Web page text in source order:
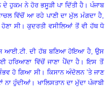
ਦੇ ਹੁਕਮ ਨੇ ਹੋਰ ਭਸੂੜੀ ਪਾ ਦਿੱਤੀ ਹੈ । ਪੰਜਾਬ
ਵਿੱਚੋਂ ਆ ਰਹੇ ਪਾਣੀ ਦਾ ਮੁੱਲ ਮੰਗਦਾ ਹੈ
ਹੋਣਾ ਸੀ।ਕੁਦਰਤੀ ਵਸੀਲਿਆਂ ਤੋਂ ਵੀ ਹੱਥ ਧੋ
ਆਈ. ਟੀ. ਦੀ ਹੱਬ ਬਣਿਆ ਹੋਇਆ ਹੈ,ਉਸ
ਹਰਿਆਣਾ ਵਿੱਚੋਂ ਜਾਣਾ ਪੈਂਦਾ ਹੈ।ਇਸ ਤੋਂ
ਹੋ ਗਿਆ ਸੀ। ਕਿਸਾਨ ਅੰਦੋਲਨ’ਤੇ ਜਾਣ
ਨਾ ਹੁੰਦੀਆਂ। ਖਾਲਿਸਤਾਨ ਦਾ ਮੁੱਦਾ ਪੰਜਾਬੀ